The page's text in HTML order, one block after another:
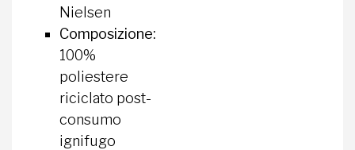
Nielsen
Composizione:
100%
poliestere
riciclato post-
consumo
ignifugo